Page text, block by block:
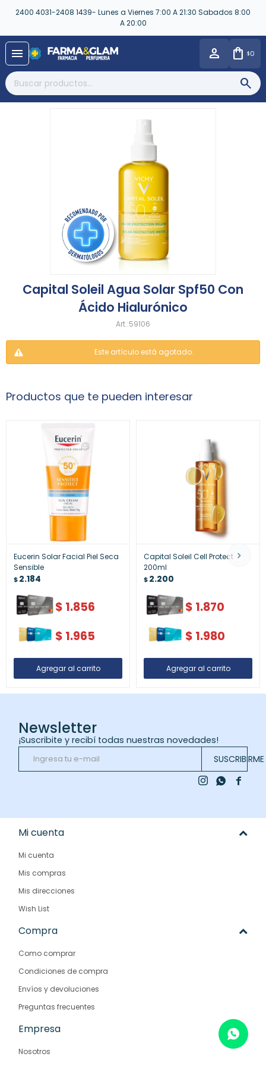
2400 4031-2408 1439- Lunes a Viernes 7:00 A 21:30 Sabados 8:00
A 20:00
menu $0
Capital Soleil Agua Solar Spf50 Con
Ácido Hialurónico
59106
Este artículo está agotado.
Productos que te pueden interesar
Eucerin Solar Facial Piel Seca
Sensible
$2.184
$ 1.856
$ 1.965
Capital Soleil Cell Protect
200ml
$2.200
$ 1.870
$ 1.980
Newsletter
¡Suscribite y recibí todas nuestras novedades!
SUSCRIBIRME

 
Mi cuenta
Mi cuenta
Mis compras
Mis direcciones
Wish List
Compra
Como comprar
Condiciones de compra
Envíos y devoluciones
Preguntas frecuentes
Empresa
Nosotros